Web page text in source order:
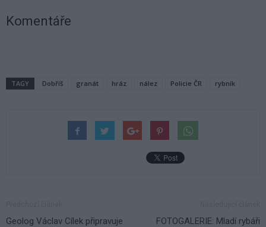
Komentáře
TAGY Dobříš granát hráz nález Policie ČR rybník
Geolog Václav Cílek připravuje
FOTOGALERIE: Mladí rybáři